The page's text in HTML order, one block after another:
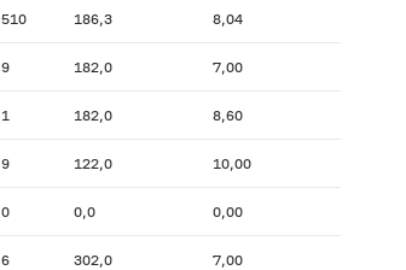
510 186,3 8,04
9 182,0 7,00
1 182,0 8,60
9 122,0 10,00
0 0,0 0,00
6 302,0 7,00